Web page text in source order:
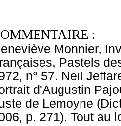
:
2006, p. 271). Tout au long de l'année 1782, Labille-Guiard multiplia les portraits au pastel de certains des membres de l'Académie royale de peinture et de sculpture et les exposa au Salon de la Correspondance. À la fin de l'année, elle fixa les traits d'Augustin Pajou,qui était académicien depuis 1760. Le sculpteur était un ami de sa famille et l'avait soutenue à ses débuts. Peut-être est-ce lui qui avait demandé à la pastelliste, ainsi que l'a suggéré Anne-Marie Passez,de le représenter travaillant au buste de son maître Jean-Baptiste II Lemoyne, œuvre dont la fonte en bronze avait été exposée au Salon de 1759. Dans un premier temps, Adélaïde avait pensé donner à ce nouveau pastel les dimensions de ses autres portraits d'académiciens. Puis elle s'était ravisée, ajoutant des tasseaux à son châssis afin d'agrandir l'œuvre et de lui donner plus de monumentalité. Sans doute pensait-elle déjà à en faire son morceau de réception, dont les dimensions étaient normalement fixes. Présentée au Salon de la Correspondance en février 1783, l'effigie suscita l'admiration de Pahin de La Blancherie. Sous sa plume, on put lire dans les Nouvelles de la République des Lettres et des Arts : « Nous félicitons Mde Guyard de la confiance que des hommes aussi distingés témoignent en ses talents ; elle détruit bien complétement la fausse opinion que l'envie ou l'ignorance s'étoit empressée de répandre dans le public, que le mérite de ses ouvrages étoit dû à une main étrangère ; nous espérons encore des nouvelles preuves de la solidité de son talent, par le portrait de M. Pajou, représenté modelant celui de M. Lemoine. Il nous reste à présenter à Mde Guyard les vœux du public pour lui devoir le Portrait du célèbre Latour dont elle est l'élève et sur les traces duquel elle marche avec tant de succès ; on retrouve de plus en plus dans ses productions cette expression et cette vérité qui, portées au plus haut point par son maître, lui donne les droits à l'immortalité » (cité par Ratouis de Limay, 1946, p. 101-102). L'amateur ajoutait également au sujet du pastel : « Mme Guiard avait en ce portrait une tâche difficile à remplir. On ne peut que la féliciter de son succès. Ce nouvel ouvrage a été applaudi à cet égard et par le double intérêt qu'il présente en offrant les traits d'un artiste qui s'est fait admirer successivement aux derniers Salons, par les statues de Bossuet, Descartes et Pascal et ceux du célèbre Lemoyne dont M. Pajou fut l'élève et l'ami et dont il est en effet l'émule » (cité par Passez, 1973, p. 110). N'ayant certainement pas caché son souhait d'entrer à l'Académie royale,Mme Labille-Guiard s'était attiré des inimitiés masculines. Le 31 mai 1783, l'Académie lui rendait cependant l'hommage espéré. Dans la même séance, elle recevait celle que le public reconnaissait comme sa rivale, Mme Vigée Le Brun, mais sur ordre du roi, et elle agréait et recevait Adélaïde par vingt-neuf voix sur trente-deux, sur présentation de ses ouvrages dont celui décrivant Pajou. Dès le 1er juin suivant, le comte d'Angiviller, directeur des Bâtiments, écrivait au roi Louis XVI à ce sujet :« Admission de dames à l'Académie. Votre Majesté ayant approuvé le contenu du Mémoire que je pris la liberté de lui mettre sous les yeux, relativement à la De Le Brun, j'en envoyai l'ampliation à l'Académie Royale de Peinture qui, dans son Assemblée d'hier,s'est empressée à témoigner sa soumission aux désirs de la Reine en recevant tout de suite la De Le Brun, sans la soumettre aux épreuves ordinaires, attendu la connoissance qu'on avoit de son talent.« Dans la même Assemblée, l'Académie a examiné les